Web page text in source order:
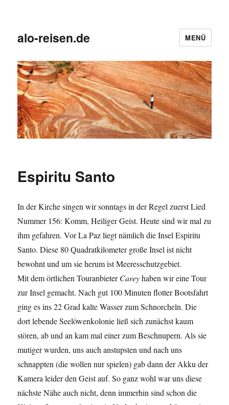
alo-reisen.de MENÜ
Espiritu Santo
In der Kirche singen wir sonntags in der Regel zuerst Lied
Nummer 156: Komm, Heiliger Geist. Heute sind wir mal zu
ihm gefahren. Vor La Paz liegt nämlich die Insel Espiritu
Santo. Diese 80 Quadratkilometer große Insel ist nicht
bewohnt und um sie herum ist Meeresschutzgebiet.
Mit dem örtlichen TouranbieterCareyhaben wir eine Tour
zur Insel gemacht. Nach gut 100 Minuten flotter Bootsfahrt
ging es ins 22 Grad kalte Wasser zum Schnorcheln. Die
dort lebende Seelöwenkolonie ließ sich zunächst kaum
stören, ab und an kam mal einer zum Beschnupern. Als sie
mutiger wurden, uns auch anstupsten und nach uns
schnappten (die wollen nur spielen) gab dann der Akku der
Kamera leider den Geist auf. So ganz wohl war uns diese
nächste Nähe auch nicht, denn immerhin sind schon die